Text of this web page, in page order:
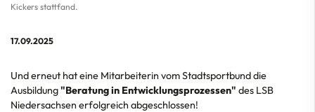
Kickers stattfand.
17.09.2025
Und erneut hat eine Mitarbeiterin vom Stadtsportbund die
Ausbildung"Beratung in Entwicklungsprozessen" des LSB
Niedersachsen erfolgreich abgeschlossen!